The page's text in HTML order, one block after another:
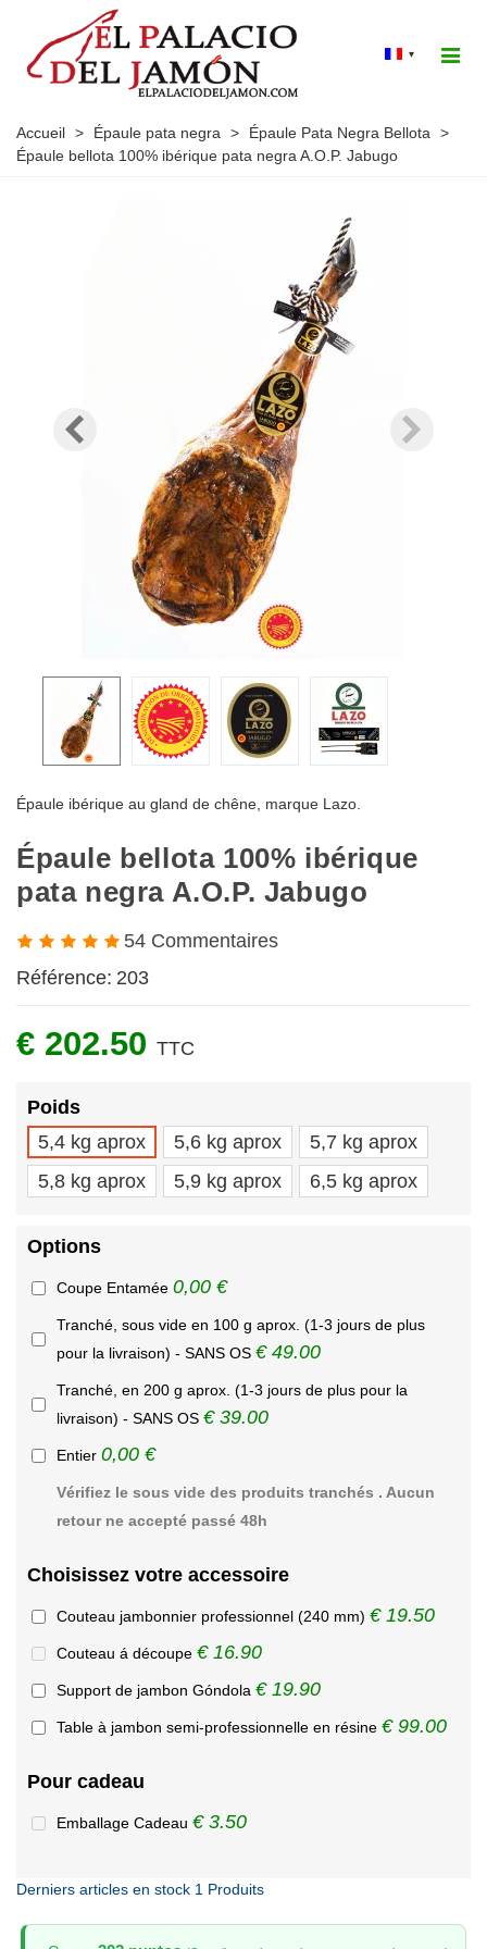
▾
Accueil > Épaule pata negra > Épaule Pata Negra Bellota
>
Épaule bellota 100% ibérique pata negra A.O.P. Jabugo
Épaule ibérique au gland de chêne, marque Lazo.
Épaule bellota 100% ibérique
pata negra A.O.P. Jabugo
54 Commentaires
Référence: 203
€ 202.50 TTC
Poids
5,4 kg aprox
5,6 kg aprox
5,7 kg aprox
5,8 kg aprox
5,9 kg aprox 6,5 kg aprox
Options
Coupe Entamée 0,00 €
Tranché, sous vide en 100 g aprox. (1-3 jours de plus
pour la livraison) - SANS OS € 49.00
Tranché, en 200 g aprox. (1-3 jours de plus pour la
livraison) - SANS OS € 39.00
Entier 0,00 €
Vérifiez le sous vide des produits tranchés . Aucun
retour ne accepté passé 48h
Choisissez votre accessoire
Couteau jambonnier professionnel (240 mm) € 19.50
Couteau á découpe € 16.90
Support de jambon Góndola € 19.90
Table à jambon semi-professionnelle en résine € 99.00
Pour cadeau
Emballage Cadeau € 3.50
Derniers articles en stock 1 Produits